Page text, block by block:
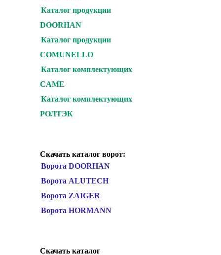
Каталог продукции
DOORHAN
Каталог продукции
COMUNELLO
Каталог комплектующих
CAME
Каталог комплектующих
РОЛТЭК
Скачать каталог ворот:
Ворота DOORHAN
Ворота ALUTECH
Ворота ZAIGER
Ворота HORMANN
Скачать каталог